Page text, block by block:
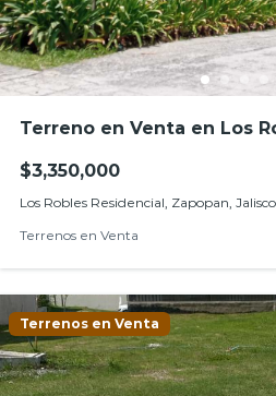
Terreno en Venta en Los
$3,350,000
Los Robles Residencial, Zapopan, Jalisco
Terrenos en Venta
Terrenos en Venta